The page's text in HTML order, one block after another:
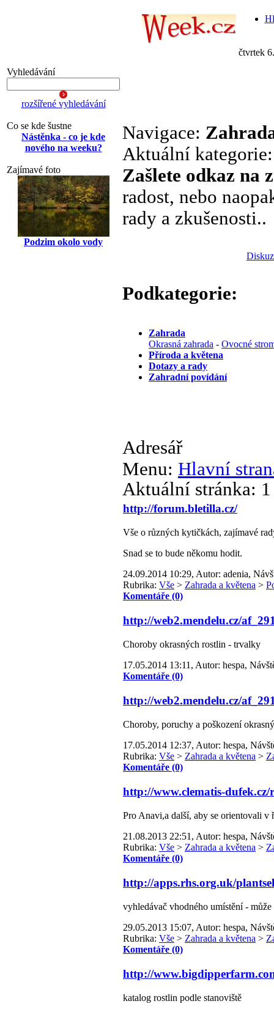
čtvrtek
Vyhledávání
rozšířené vyhledávání
Co se kde šustne
Nástěnka - co je kde
nového na weeku?
Zajímavé foto
Podzim okolo vody
Navigace:
Aktuální
Zašlete odkaz na
radost, nebo
rady a zkušenosti..
Podkategorie:
Zahrada
Okrasná zahrada - Ovocné
Příroda a květena
Dotazy a rady
Zahradní povídání
Adresář
Menu: Hlavní
Aktuální stránka:
http://forum.bletilla.cz/
Vše o různých kytičkách, zajímavé
Snad se to bude někomu hodit.
24.09.2014 10:29, Autor: adenia,
Rubrika: Vše > Zahrada a květena >
Komentáře (0)
http://web2.mendelu.cz/
Choroby okrasných rostlin - trvalky
17.05.2014 13:11, Autor: hespa,
Komentáře (0)
http://web2.mendelu.cz/
Choroby, poruchy a poškození
17.05.2014 12:37, Autor: hespa,
Rubrika: Vše > Zahrada a květena >
Komentáře (0)
http://www.clematis-
Pro Anavi,a další, aby se orientovali v
21.08.2013 22:51, Autor: hespa,
Rubrika: Vše > Zahrada a květena >
Komentáře (0)
http://apps.rhs.org.uk/
vyhledávač vhodného umístění -
29.05.2013 15:07, Autor: hespa,
Rubrika: Vše > Zahrada a květena >
Komentáře (0)
http://
katalog rostlin podle stanoviště